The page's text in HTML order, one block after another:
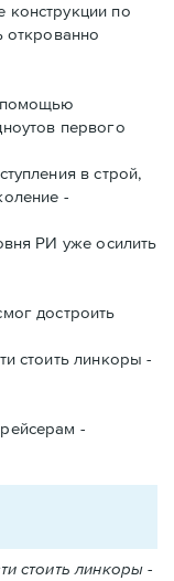
по
открованно
помощью
первого
в строй,
-
РИ уже осилить
достроить
стоить линкоры -
-
стоить линкоры -